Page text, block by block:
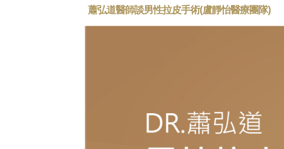
蕭弘道醫師談男性拉皮手術(盧靜怡醫療團隊)